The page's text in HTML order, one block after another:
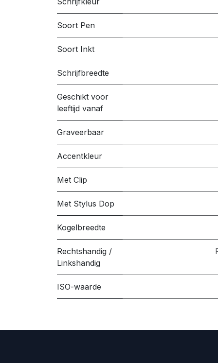
Soort Pen
Soort Inkt
Schrijfbreedte
Geschikt voor
leeftijd vanaf
Graveerbaar
Accentkleur
Met Clip
Met Stylus Dop
Kogelbreedte
Rechtshandig /
Linkshandig
ISO-waarde